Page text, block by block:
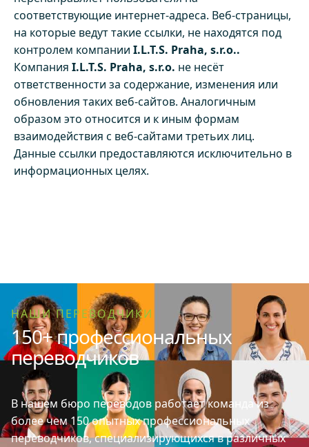
соответствующие интернет-адреса. Веб-страницы,
на которые ведут такие ссылки, не находятся под
контролем компании I.L.T.S. Praha, s.r.o..
Компания I.L.T.S. Praha, s.r.o. не несёт
ответственности за содержание, изменения или
обновления таких веб-сайтов. Аналогичным
образом это относится и к иным формам
взаимодействия с веб-сайтами третьих лиц.
Данные ссылки предоставляются исключительно в
информационных целях.
НАШИ ПЕРЕВОДЧИКИ
150+ профессиональных
переводчиков
В нашем бюро переводов работает команда из
более чем 150 опытных профессиональных
переводчиков, специализирующихся в различных